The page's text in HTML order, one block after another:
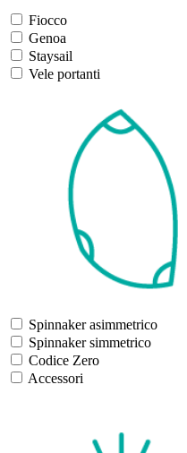
Fiocco
Genoa
Staysail
Vele portanti
Spinnaker asimmetrico
Spinnaker simmetrico
Codice Zero
Accessori